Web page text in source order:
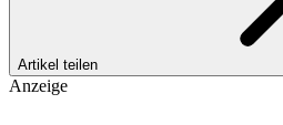
Artikel teilen
Anzeige